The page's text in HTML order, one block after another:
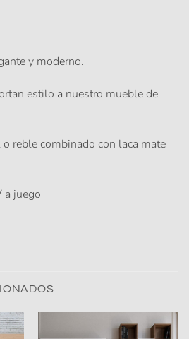
y moderno.
estilo a nuestro mueble de
reble combinado con laca mate
a juego